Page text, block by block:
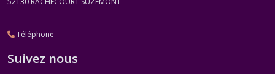
Téléphone
Suivez nous